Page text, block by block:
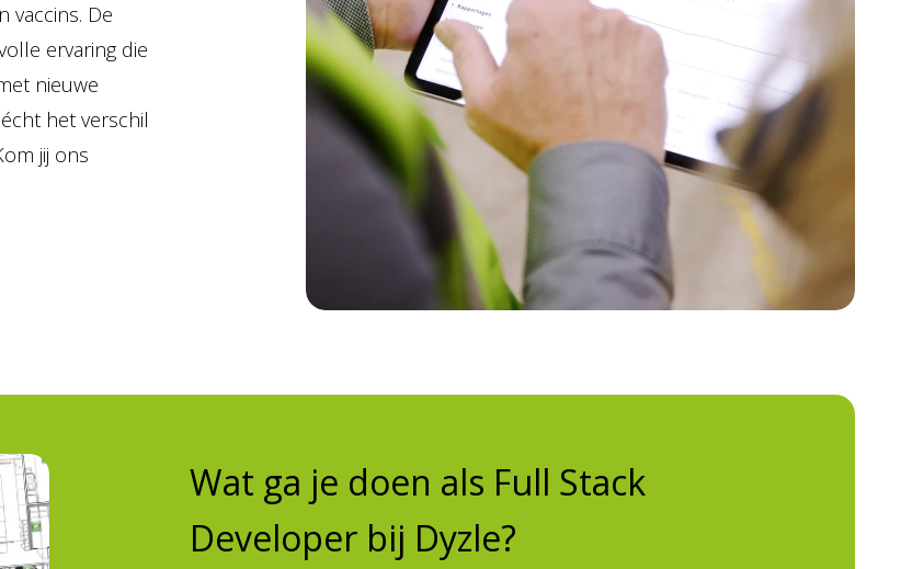
vaccins. De
ervaring die
nieuwe
het verschil
jij ons
Wat ga je doen als Full Stack
Developer bij Dyzle?